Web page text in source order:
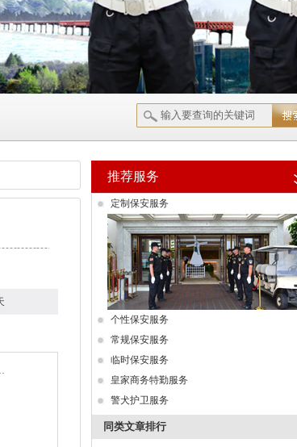
定的校园及周边环境
推荐服务
定制保安服务
个性保安服务
常规保安服务
临时保安服务
皇家商务特勤服务
警犬护卫服务
同类文章排行